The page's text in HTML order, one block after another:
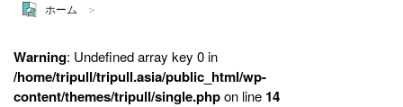
ホーム
Warning: Undefined array key 0 in
/home/tripull/tripull.asia/public_html/wp-
content/themes/tripull/single.phpon line 14